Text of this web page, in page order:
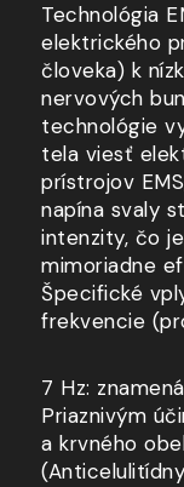
Technológia
elektrického
človeka) k
nervových
technológie
tela viesť
prístrojov
napína svaly
intenzity, čo
mimoriadne
Špecifické
frekvencie
7 Hz:
Priaznivým
a krvného